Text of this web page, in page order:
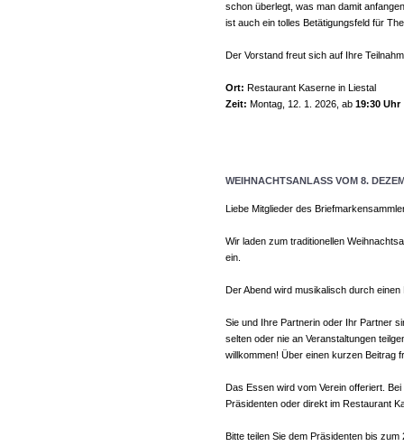
schon überlegt, was man damit
ist auch ein tolles Betätigungsfeld für
Der Vorstand freut sich auf Ihre
Ort: Restaurant Kaserne in Liestal
Zeit: Montag, 12. 1. 2026, ab 19:30 Uhr
WEIHNACHTSANLASS VOM 8.
Liebe Mitglieder des
Wir laden zum traditionellen
ein.
Der Abend wird musikalisch durch
Sie und Ihre Partnerin oder Ihr Partner
selten oder nie an Veranstaltungen
willkommen! Über einen kurzen Beitrag
Das Essen wird vom Verein offeriert.
Präsidenten oder direkt im Restaurant
Bitte teilen Sie dem Präsidenten bis